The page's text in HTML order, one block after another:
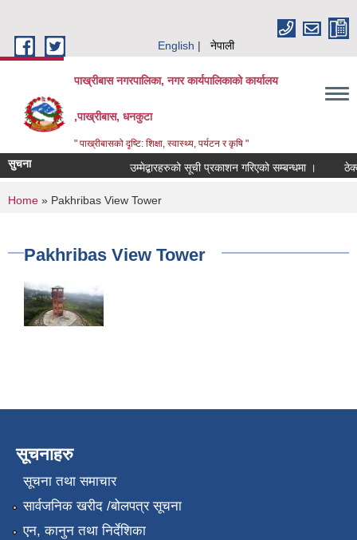
English नेपाली
पाख्रीबास नगरपालिका, नगर कार्यपालिकाको कार्यालय
,पाख्रीबास, धनकुटा
" पाख्रीबासको दृष्टि: शिक्षा, स्वास्थ्य, पर्यटन र कृषि "
सुचना उम्मेद्बारहरुको सूची प्रकाशन गरिएको सम्बन्धमा ।
You are here
Home » Pakhribas View Tower
Pakhribas View Tower
सूचनाहरु
सूचना तथा समाचार
सार्वजनिक खरीद /बोलपत्र सूचना
एन, कानुन तथा निर्देशिका